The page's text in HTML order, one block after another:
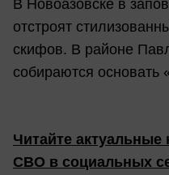
В Новоазовске в
отстроят
скифов. В районе
собираются основать
Читайте
СВО в социальных